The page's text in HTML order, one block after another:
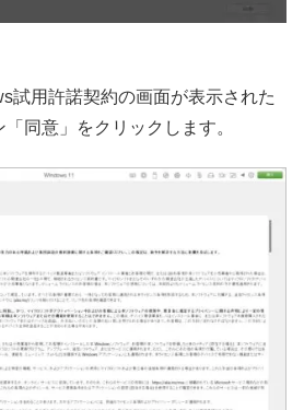
試用許諾契約の画面が表示された
同意」をクリックします。